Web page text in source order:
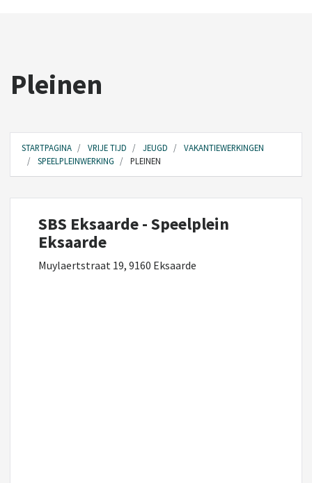
Pleinen
STARTPAGINA VRIJE TIJD JEUGD
VAKANTIEWERKINGEN
SPEELPLEINWERKING
PLEINEN
SBS Eksaarde - Speelplein
Eksaarde
Muylaertstraat 19, 9160 Eksaarde